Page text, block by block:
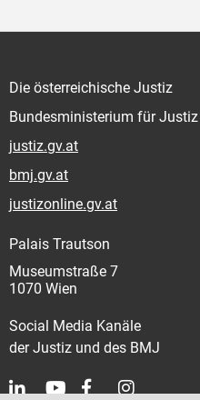
Die österreichische Justiz
Bundesministerium für Justiz
justiz.gv.at
bmj.gv.at
justizonline.gv.at
Palais Trautson
Museumstraße 7
1070 Wien
Social Media Kanäle
der Justiz und des BMJ